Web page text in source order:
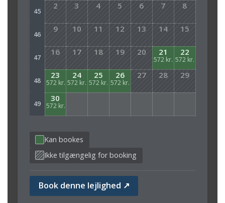
45
2 3 4 5 6 7 8
46
9 10 11 12 13 14 15
47
16 17 18 19 20 21
572 kr.
22
572 kr.
48
23
572 kr.
24
572 kr.
25
572 kr.
26
572 kr.
27 28 29
49
30
572 kr.
Kan bookes
Ikke tilgængelig for booking
Book denne lejlighed ↗